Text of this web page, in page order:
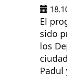
El
sido
los
Padul